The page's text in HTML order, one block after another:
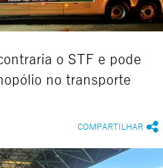
o STF e pode
no transporte
COMPARTILHAR